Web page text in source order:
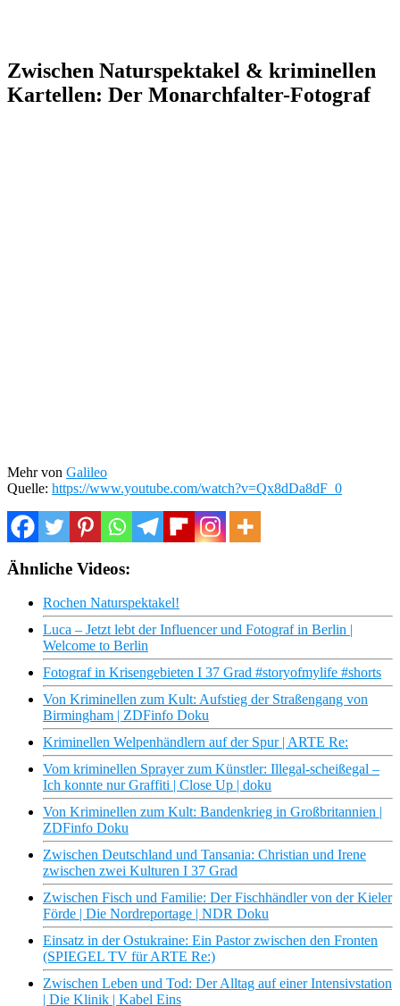
Zwischen Naturspektakel & kriminellen
Kartellen: Der Monarchfalter-Fotograf
Mehr von Galileo
Quelle: https://www.youtube.com/watch?v=Qx8dDa8dF_0
Ähnliche Videos:
Rochen Naturspektakel!
Luca – Jetzt lebt der Influencer und Fotograf in Berlin |
Welcome to Berlin
Fotograf in Krisengebieten I 37 Grad #storyofmylife #shorts
Von Kriminellen zum Kult: Aufstieg der Straßengang von
Birmingham | ZDFinfo Doku
Kriminellen Welpenhändlern auf der Spur | ARTE Re:
Vom kriminellen Sprayer zum Künstler: Illegal-scheißegal –
Ich konnte nur Graffiti | Close Up | doku
Von Kriminellen zum Kult: Bandenkrieg in Großbritannien |
ZDFinfo Doku
Zwischen Deutschland und Tansania: Christian und Irene
zwischen zwei Kulturen I 37 Grad
Zwischen Fisch und Familie: Der Fischhändler von der Kieler
Förde | Die Nordreportage | NDR Doku
Einsatz in der Ostukraine: Ein Pastor zwischen den Fronten
(SPIEGEL TV für ARTE Re:)
Zwischen Leben und Tod: Der Alltag auf einer Intensivstation
| Die Klinik | Kabel Eins